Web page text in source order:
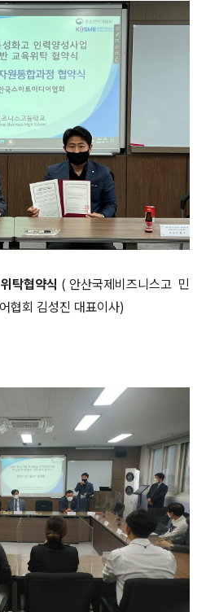
탁협약식 ( 안산국제비즈니스고 민
협회 김성진 대표이사)